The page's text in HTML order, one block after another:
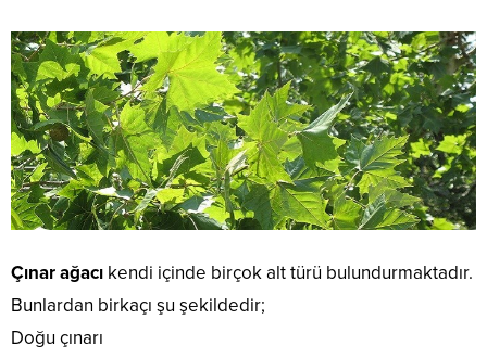
Çınar ağacı kendi içinde birçok alt türü bulundurmaktadır.
Bunlardan birkaçı şu şekildedir;
Doğu çınarı